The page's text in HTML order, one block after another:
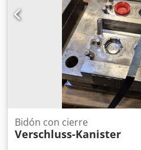
Bidón con cierre
Verschluss-Kanister